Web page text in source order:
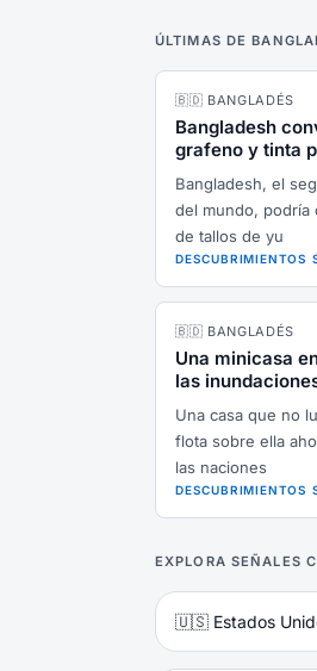
ÚLTIMAS DE
🇧🇩 BANGLADÉS
Bangladesh
grafeno y tinta
Bangladesh, el
del mundo, podría
de tallos de yu
DESCUBRIMIENTOS
🇧🇩 BANGLADÉS
Una minicasa
las
Una casa que no
flota sobre ella
las naciones
DESCUBRIMIENTOS
EXPLORA SEÑALES
🇺🇸 Estados